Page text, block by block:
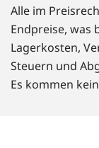
Alle im
Endpreise, was
Lagerkosten,
Steuern und
Es kommen